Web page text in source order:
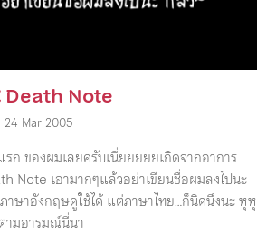
Death Note
24 Mar 2005
ก ของผมเลยครับเนี่ยยยยยเกิดจากอาการ
Note เอามากๆแล้วอย่าเขียนชื่อผมลงไปนะ
าษาอังกฤษดูใช้ได้ แต่ภาษาไทย…ก็นิดนึงนะ หุหุ
ามอารมณ์นี่นา